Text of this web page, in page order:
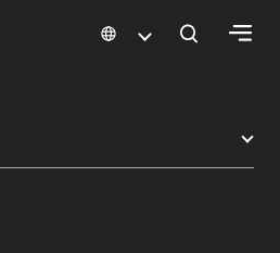
餐饮指南：餐厅和美食 | 樟宜机场